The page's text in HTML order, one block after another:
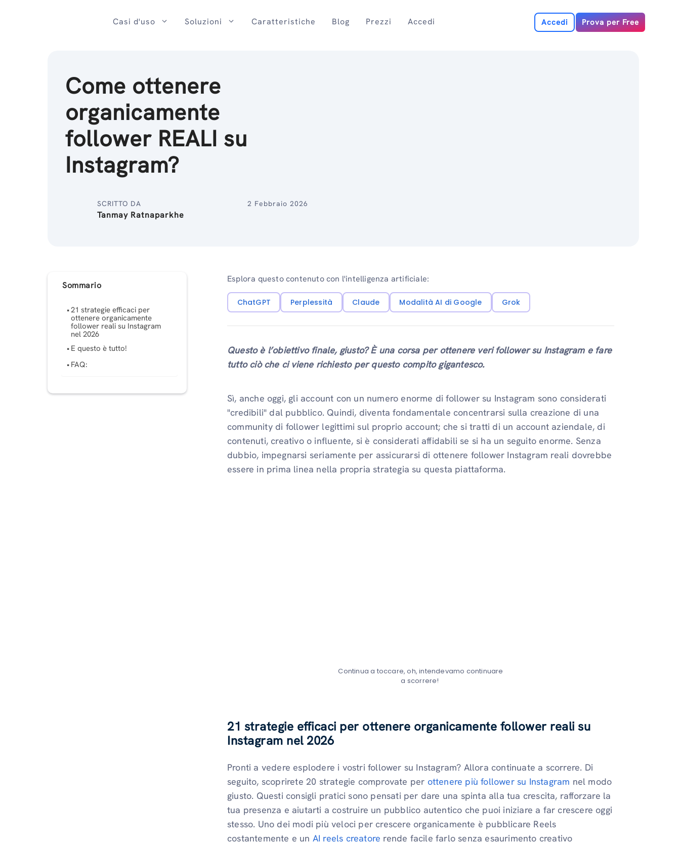
Casi d'uso Soluzioni Caratteristiche Blog Prezzi Accedi Accedi Prova per Free
Come ottenere
organicamente
follower REALI su
Instagram?
SCRITTO DA
Tanmay Ratnaparkhe
2 Febbraio 2026
Sommario
21 strategie efficaci per
ottenere organicamente
follower reali su Instagram
nel 2026
E questo è tutto!
FAQ:
Esplora questo contenuto con l'intelligenza artificiale:
ChatGPT Perplessità Claude Modalità AI di Google Grok
Questo è l’obiettivo finale, giusto? È una corsa per ottenere veri follower su Instagram e fare
tutto ciò che ci viene richiesto per questo compito gigantesco.
Sì, anche oggi, gli account con un numero enorme di follower su Instagram sono considerati
"credibili" dal pubblico. Quindi, diventa fondamentale concentrarsi sulla creazione di una
community di follower legittimi sul proprio account; che si tratti di un account aziendale, di
contenuti, creativo o influente, si è considerati affidabili se si ha un seguito enorme. Senza
dubbio, impegnarsi seriamente per assicurarsi di ottenere follower Instagram reali dovrebbe
essere in prima linea nella propria strategia su questa piattaforma.
Continua a toccare, oh, intendevamo continuare
a scorrere!
21 strategie efficaci per ottenere organicamente follower reali su
Instagram nel 2026
Pronti a vedere esplodere i vostri follower su Instagram? Allora continuate a scorrere. Di
seguito, scoprirete 20 strategie comprovate per ottenere più follower su Instagram nel modo
giusto. Questi consigli pratici sono pensati per dare una spinta alla tua crescita, rafforzare la
tua presenza e aiutarti a costruire un pubblico autentico che puoi iniziare a far crescere oggi
stesso. Uno dei modi più veloci per crescere organicamente è pubblicare Reels
costantemente e un AI reels creatore rende facile farlo senza esaurimento creativo